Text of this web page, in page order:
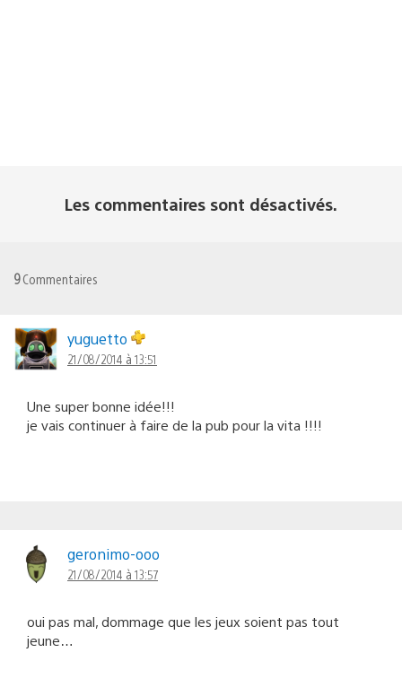
Les commentaires sont désactivés.
9Commentaires
yuguetto
21/08/2014 à 13:51
Une super bonne idée!!!
je vais continuer à faire de la pub pour la vita !!!!
geronimo-ooo
21/08/2014 à 13:57
oui pas mal, dommage que les jeux soient pas tout
jeune…